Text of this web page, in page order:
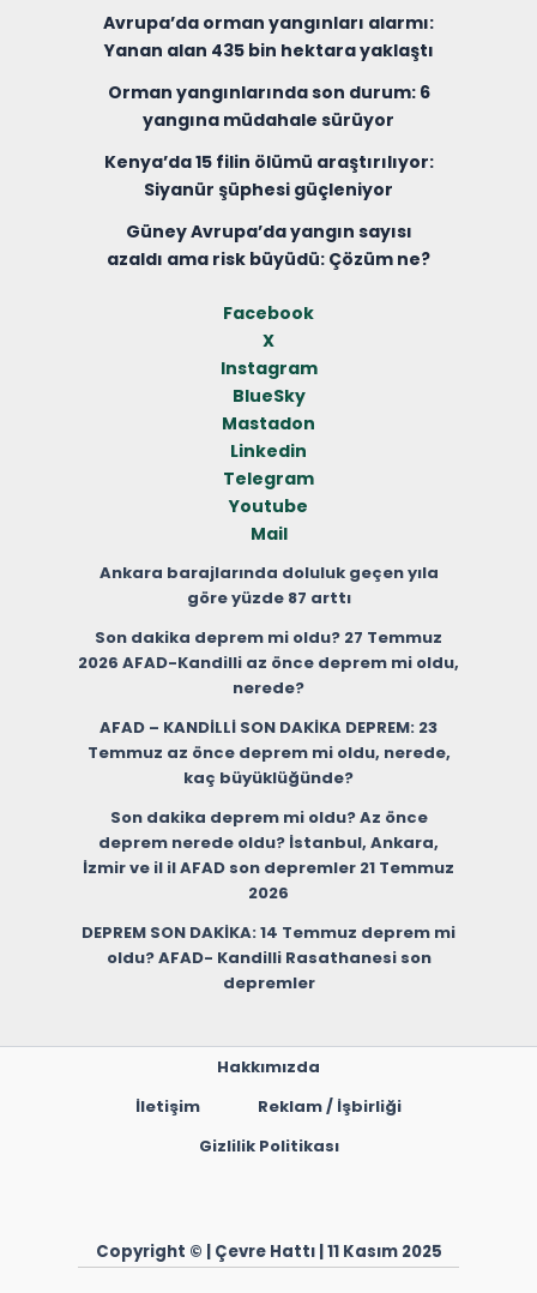
Avrupa’da orman yangınları alarmı:
Yanan alan 435 bin hektara yaklaştı
Orman yangınlarında son durum: 6
yangına müdahale sürüyor
Kenya’da 15 filin ölümü araştırılıyor:
Siyanür şüphesi güçleniyor
Güney Avrupa’da yangın sayısı
azaldı ama risk büyüdü: Çözüm ne?
Facebook
X
Instagram
BlueSky
Mastadon
Linkedin
Telegram
Youtube
Mail
Ankara barajlarında doluluk geçen yıla
göre yüzde 87 arttı
Son dakika deprem mi oldu? 27 Temmuz
2026 AFAD-Kandilli az önce deprem mi oldu,
nerede?
AFAD – KANDİLLİ SON DAKİKA DEPREM: 23
Temmuz az önce deprem mi oldu, nerede,
kaç büyüklüğünde?
Son dakika deprem mi oldu? Az önce
deprem nerede oldu? İstanbul, Ankara,
İzmir ve il il AFAD son depremler 21 Temmuz
2026
DEPREM SON DAKİKA: 14 Temmuz deprem mi
oldu? AFAD- Kandilli Rasathanesi son
depremler
Hakkımızda
İletişim
Reklam / İşbirliği
Gizlilik Politikası
Copyright © | Çevre Hattı | 11 Kasım 2025